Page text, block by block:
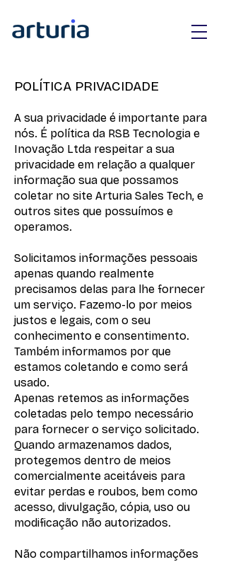
POLÍTICA PRIVACIDADE
A sua privacidade é importante para
nós. É política da RSB Tecnologia e
Inovação Ltda respeitar a sua
privacidade em relação a qualquer
informação sua que possamos
coletar no site Arturia Sales Tech, e
outros sites que possuímos e
operamos.
Solicitamos informações pessoais
apenas quando realmente
precisamos delas para lhe fornecer
um serviço. Fazemo-lo por meios
justos e legais, com o seu
conhecimento e consentimento.
Também informamos por que
estamos coletando e como será
usado.
Apenas retemos as informações
coletadas pelo tempo necessário
para fornecer o serviço solicitado.
Quando armazenamos dados,
protegemos dentro de meios
comercialmente aceitáveis ​​para
evitar perdas e roubos, bem como
acesso, divulgação, cópia, uso ou
modificação não autorizados.
Não compartilhamos informações